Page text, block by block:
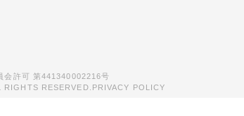
会許可 第441340002216号
RESERVED. PRIVACY POLICY